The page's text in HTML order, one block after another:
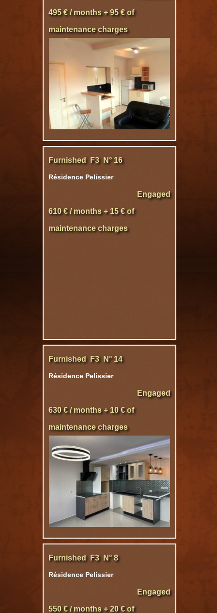
495 € / months + 95 € of
maintenance charges
Furnished F3 N° 16
Résidence Pelissier
Engaged
610 € / months + 15 € of
maintenance charges
Furnished F3 N° 14
Résidence Pelissier
Engaged
630 € / months + 10 € of
maintenance charges
Furnished F3 N° 8
Résidence Pelissier
Engaged
550 € / months + 20 € of